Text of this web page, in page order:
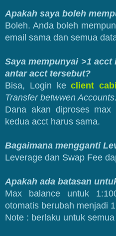
Apakah saya boleh
Boleh. Anda boleh
email sama dan semua
Saya mempunyai >1
antar acct tersebut?
Bisa, Login keclient
Transfer betwwen
Dana akan diproses
kedua acct harus sama.
Bagaimana mengganti
Leverage dan Swap Fee
Apakah ada batasan
Max balance untuk
otomatis berubah menjadi
Note : berlaku untuk